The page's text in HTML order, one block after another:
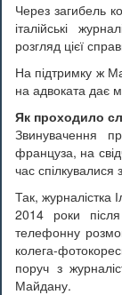
Через загибель
італійські
розгляд цієї
На підтримку ж
на адвоката дає
Як проходило
Звинувачення
француза, на
час
Так, журналістка
2014 роки
телефонну
колега-
поруч з
Майдану.